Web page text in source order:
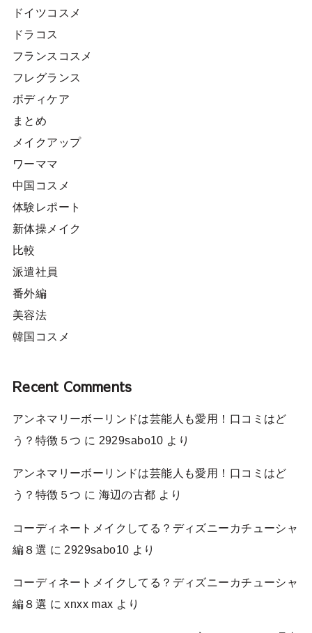
ドイツコスメ
ドラコス
フランスコスメ
フレグランス
ボディケア
まとめ
メイクアップ
ワーママ
中国コスメ
体験レポート
新体操メイク
比較
派遣社員
番外編
美容法
韓国コスメ
Recent Comments
アンネマリーボーリンドは芸能人も愛用！口コミはど
う？特徴５つ に 2929sabo10 より
アンネマリーボーリンドは芸能人も愛用！口コミはど
う？特徴５つ に 海辺の古都 より
コーディネートメイクしてる？ディズニーカチューシャ
編８選 に 2929sabo10 より
コーディネートメイクしてる？ディズニーカチューシャ
編８選 にxnxx max より